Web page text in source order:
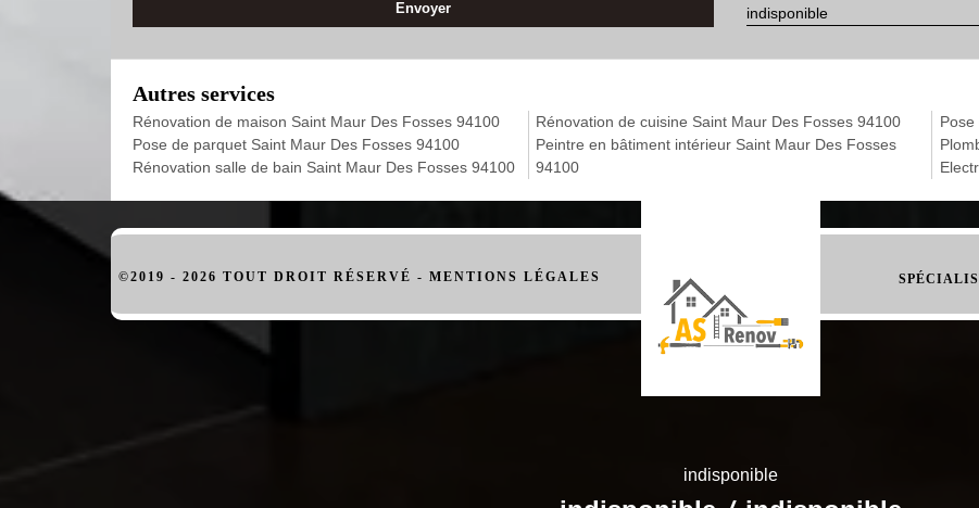
indisponible
Autres services
Rénovation de maison Saint Maur Des Fosses 94100
Pose de parquet Saint Maur Des Fosses 94100
Rénovation salle de bain Saint Maur Des Fosses 94100
Rénovation de cuisine Saint Maur Des Fosses 94100
Peintre en bâtiment intérieur Saint Maur Des Fosses
94100
©2019 - 2026 TOUT DROIT RÉSERVÉ - MENTIONS LÉGALES
indisponible